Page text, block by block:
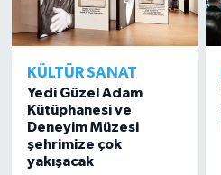
KÜLTÜR SANAT
Yedi Güzel Adam
Kütüphanesi ve
Deneyim Müzesi
şehrimize çok
yakışacak